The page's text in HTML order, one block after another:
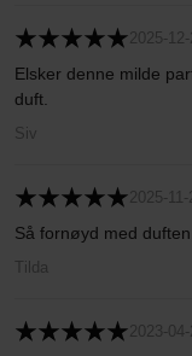
2025-12-
Elsker denne milde
duft.
Siv
2025-11-
Så fornøyd med
Tilda
2023-04-